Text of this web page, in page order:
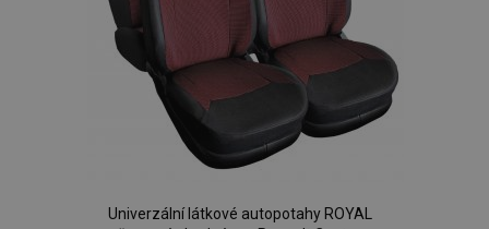
Univerzální látkové autopotahy ROYAL